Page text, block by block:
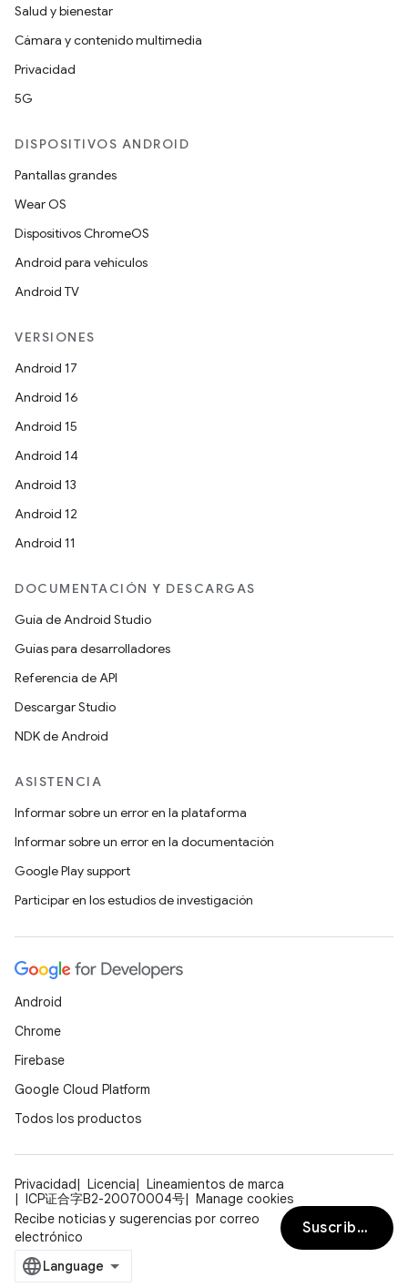
Salud y bienestar
Cámara y contenido multimedia
Privacidad
5G
DISPOSITIVOS ANDROID
Pantallas grandes
Wear OS
Dispositivos ChromeOS
Android para vehículos
Android TV
VERSIONES
Android 17
Android 16
Android 15
Android 14
Android 13
Android 12
Android 11
DOCUMENTACIÓN Y DESCARGAS
Guía de Android Studio
Guías para desarrolladores
Referencia de API
Descargar Studio
NDK de Android
ASISTENCIA
Informar sobre un error en la plataforma
Informar sobre un error en la documentación
Google Play support
Participar en los estudios de investigación
Android
Chrome
Firebase
Google Cloud Platform
Todos los productos
Privacidad Licencia
Lineamientos de marca
ICP证合字B2-20070004号
Manage cookies
Recibe noticias y sugerencias por correo
electrónico
Suscribirse